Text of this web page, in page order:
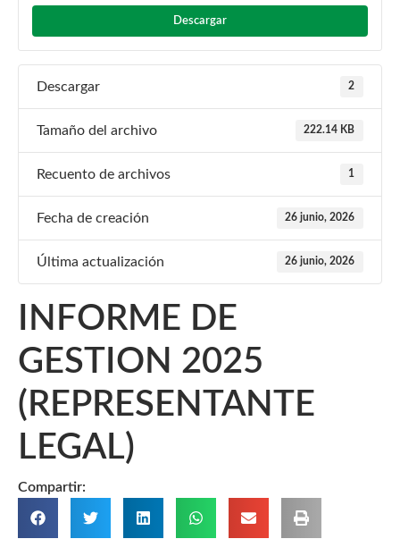
Descargar
Descargar 2
Tamaño del archivo 222.14 KB
Recuento de archivos 1
Fecha de creación 26 junio, 2026
Última actualización 26 junio, 2026
INFORME DE
GESTION 2025
(REPRESENTANTE
LEGAL)
Compartir: